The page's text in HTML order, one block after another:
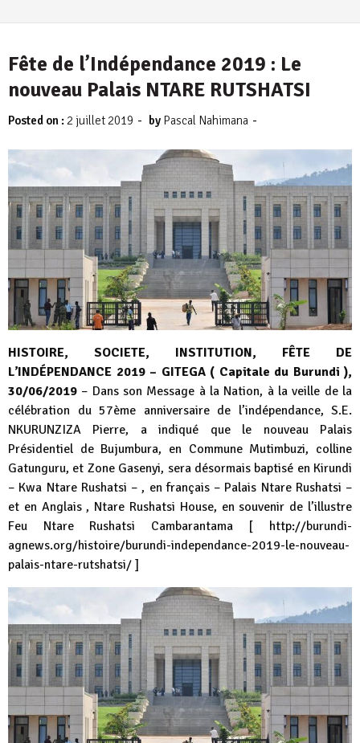
Fête de l’Indépendance 2019 : Le
nouveau Palais NTARE RUTSHATSI
Posted on : 2 juillet 2019 - by Pascal Nahimana -
HISTOIRE, SOCIETE, INSTITUTION, FÊTE DE
L’INDÉPENDANCE 2019 – GITEGA ( Capitale du Burundi ),
30/06/2019 – Dans son Message à la Nation, à la veille de la
célébration du 57ème anniversaire de l’indépendance, S.E.
NKURUNZIZA Pierre, a indiqué que le nouveau Palais
Présidentiel de Bujumbura, en Commune Mutimbuzi, colline
Gatunguru, et Zone Gasenyi, sera désormais baptisé en Kirundi
– Kwa Ntare Rushatsi – , en français – Palais Ntare Rushatsi –
et en Anglais , Ntare Rushatsi House, en souvenir de l’illustre
Feu Ntare Rushatsi Cambarantama [ http://burundi-
agnews.org/histoire/burundi-independance-2019-le-nouveau-
palais-ntare-rutshatsi/ ]